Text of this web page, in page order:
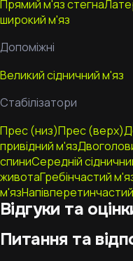
Прямий м'яз стегна
широкий м'яз
Допоміжні
Великий сідничний м'яз
Стабілізатори
Прес (низ)Прес (верх)
привідний м'яз
спиниСередній
животаГребінчастий
м'яз
Відгуки та
Питання та